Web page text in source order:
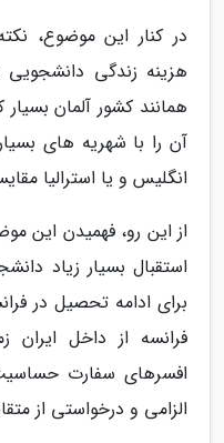
در کنار این موضوع،
هزینه زندگی
همانند کشور آلمان
آن را با شهریه های
انگلیس و یا استرالیا
از این رو، فهمیدن این
استقبال بسیار زیاد
برای ادامه تحصیل در
فرانسه از داخل
افسرهای سفارت
الزامی و درخواستی از